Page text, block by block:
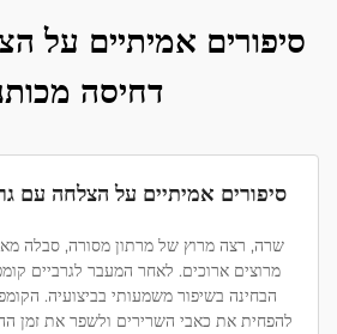
סיפורים אמיתיים על
דחיסה
סיפורים אמיתיים על הצלחה עם
שרה, רצה מרוץ של מרתון מסורה, סבלה
מרוצים ארוכים. לאחר המעבר לגרביים
הבחינה בשיפור משמעותי בביצועיה.
להפחית את כאבי השרירים ולשפר את זמן